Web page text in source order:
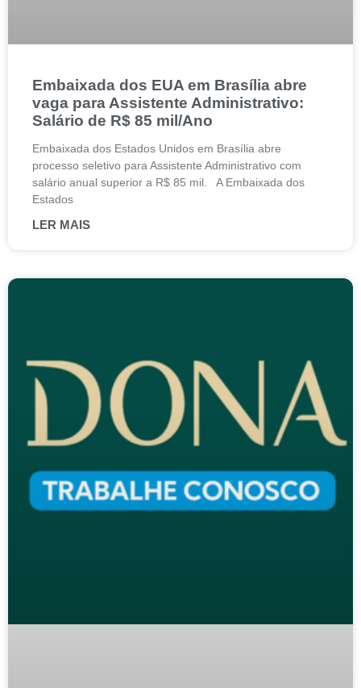
Embaixada dos EUA em Brasília abre
vaga para Assistente Administrativo:
Salário de R$ 85 mil/Ano
Embaixada dos Estados Unidos em Brasília abre
processo seletivo para Assistente Administrativo com
salário anual superior a R$ 85 mil. A Embaixada dos
Estados
LER MAIS